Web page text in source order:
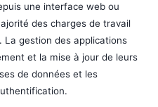
une interface web ou
des charges de travail
gestion des applications
et la mise à jour de leurs
de données et les